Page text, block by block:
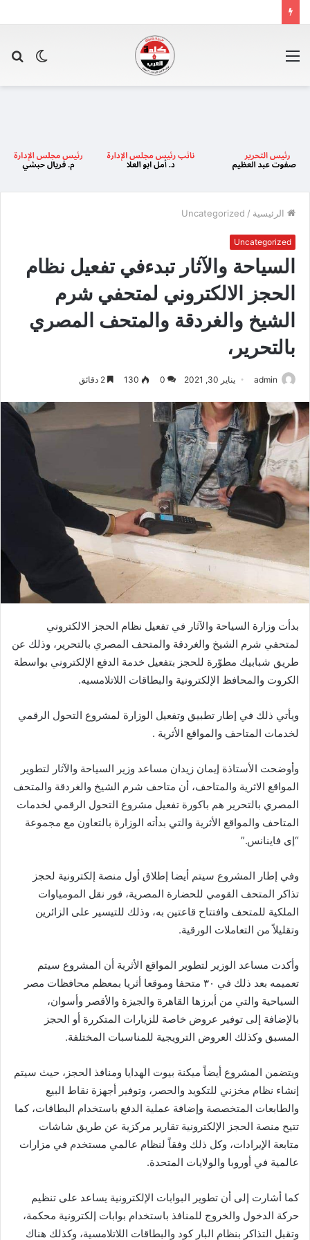
الوضع
الرئيسية /
Uncategorized
Uncategorized
السياحة والآثار تبدءفي تفعيل نظام
الحجز الالكتروني لمتحفي شرم
الشيخ والغردقة والمتحف المصري
بالتحرير،
admin يناير 30, 2021 0
130
‏‎بدأت وزارة السياحة والآثار في تفعيل نظام الحجز الالكتروني
لمتحفي شرم الشيخ والغردقة والمتحف المصري بالتحرير، وذلك عن
طريق شبابيك مطوّرة للحجز بتفعيل خدمة الدفع الإلكتروني بواسطة
الكروت والمحافظ الإلكترونية والبطاقات اللاتلامسيه.
‏‎ويأتي ذلك في إطار تطبيق وتفعيل الوزارة لمشروع التحول الرقمي
لخدمات المتاحف والمواقع الأثرية .
‏‎وأوضحت الأستاذة إيمان زيدان مساعد وزير السياحة والآثار لتطوير
المواقع الاثرية والمتاحف، أن متاحف شرم الشيخ والغردقة والمتحف
المصري بالتحرير هم باكورة تفعيل مشروع التحول الرقمي لخدمات
المتاحف والمواقع الأثرية والتي بدأته الوزارة بالتعاون مع مجموعة
“إى فاينانس.”
‏‎وفي إطار المشروع سيتم أيضا إطلاق أول منصة إلكترونية لحجز
تذاكر المتحف القومي للحضارة المصرية، فور نقل المومياوات
الملكية للمتحف وافتتاح قاعتين به، وذلك للتيسير على الزائرين
وتقليلاً من التعاملات الورقية.
‏‎وأكدت مساعد الوزير لتطوير المواقع الأثرية أن المشروع سيتم
تعميمه بعد ذلك في ٣٠ متحفا وموقعا أثريا بمعظم محافظات مصر
السياحية والتي من أبرزها القاهرة والجيزة والأقصر وأسوان،
بالإضافة إلى توفير عروض خاصة للزيارات المتكررة أو الحجز
المسبق وكذلك العروض الترويجية للمناسبات المختلفة.
‏‎ويتضمن المشروع أيضاً ميكنة بيوت الهدايا ومنافذ الحجز، حيث سيتم
إنشاء نظام مخزني للتكويد والحصر، وتوفير أجهزة نقاط البيع
والطابعات المتخصصة وإضافة عملية الدفع باستخدام البطاقات، كما
تتيح منصة الحجز الإلكترونية تقارير مركزية عن طريق شاشات
متابعة الإيرادات، وكل ذلك وفقاً لنظام عالمي مستخدم في مزارات
عالمية في أوروبا والولايات المتحدة.
‏‎كما أشارت إلى أن تطوير البوابات الإلكترونية يساعد على تنظيم
حركة الدخول والخروج للمنافذ باستخدام بوابات إلكترونية محكمة،
وتقبل التذاكر بنظام البار كود والبطاقات اللاتلامسية، وكذلك هناك